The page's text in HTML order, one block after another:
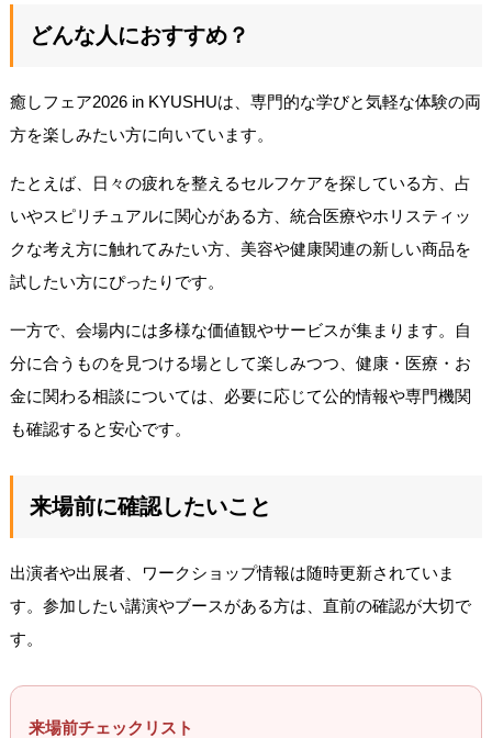
どんな人におすすめ？
癒しフェア2026 in KYUSHUは、専門的な学びと気軽な体験の両
方を楽しみたい方に向いています。
たとえば、日々の疲れを整えるセルフケアを探している方、占
いやスピリチュアルに関心がある方、統合医療やホリスティッ
クな考え方に触れてみたい方、美容や健康関連の新しい商品を
試したい方にぴったりです。
一方で、会場内には多様な価値観やサービスが集まります。自
分に合うものを見つける場として楽しみつつ、健康・医療・お
金に関わる相談については、必要に応じて公的情報や専門機関
も確認すると安心です。
来場前に確認したいこと
出演者や出展者、ワークショップ情報は随時更新されていま
す。参加したい講演やブースがある方は、直前の確認が大切で
す。
来場前チェックリスト